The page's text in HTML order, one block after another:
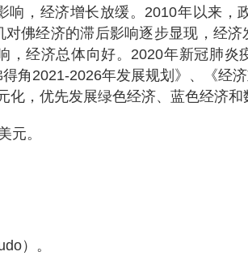
响，经济增长放缓。2010年以来
佛经济的滞后影响逐步显现，经
，经济总体向好。2020年新冠肺
角2021-2026年发展规划》、《经
，优先发展绿色经济、蓝色经济和
元。
）。